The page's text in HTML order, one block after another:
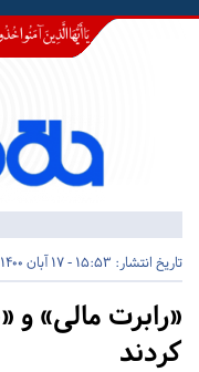
تاریخ انتشار: 15:53 - 17 آبان 1400
«رابرت مالی»
کردند